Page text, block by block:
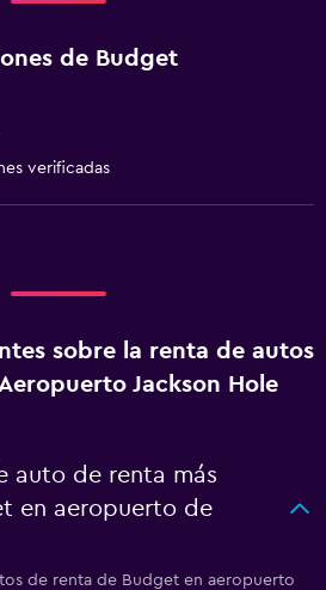
de Budget
verificadas
sobre la renta de autos
Jackson Hole
auto de renta más
en aeropuerto de
de renta de Budget en aeropuerto